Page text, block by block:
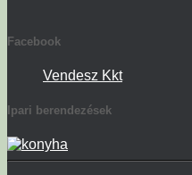
Facebook
Vendesz Kkt
Ipari berendezések